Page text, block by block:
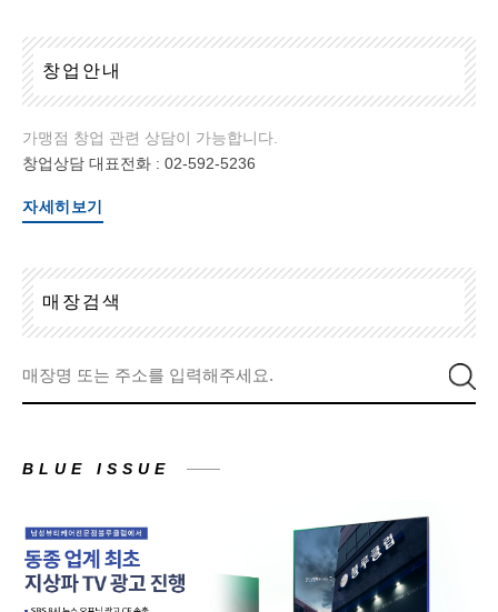
창업 안내
가맹점 창업 관련 상담이 가능합니다.
창업상담 대표전화 : 02-592-5236
자세히보기
매 장검 색
BLUE ISSUE